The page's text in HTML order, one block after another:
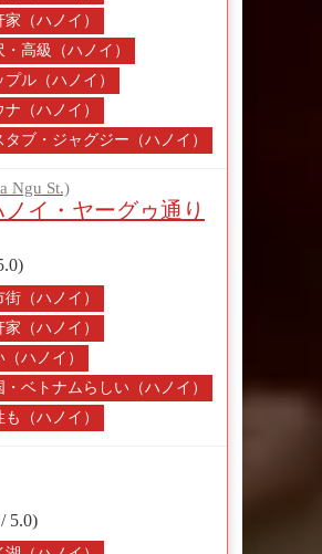
家（ハノイ）
・高級（ハノイ）
プル（ハノイ）
ナ（ハノイ）
タブ・ジャグジー（ハノイ）
Ngu St.)
イ・ヤーグゥ通り
街（ハノイ）
家（ハノイ）
（ハノイ）
・ベトナムらしい（ハノイ）
も（ハノイ）
5.0)